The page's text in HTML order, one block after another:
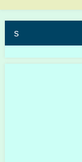
s